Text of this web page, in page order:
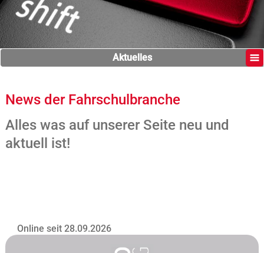
Aktuelles
News der Fahrschulbranche
Alles was auf unserer Seite neu und
aktuell ist!
Online seit 28.09.2026